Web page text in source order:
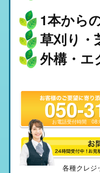
1本から
草刈り・
外構・エ
050-
お電話受付時間
各種クレジ